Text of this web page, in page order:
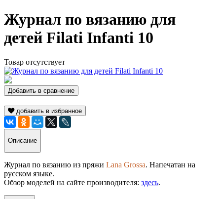
Журнал по вязанию для
детей Filati Infanti 10
Товар отсутствует
Добавить в сравнение
добавить в избранное
Описание
Журнал по вязанию из пряжи Lana Grossa. Напечатан на
русском языке.
Обзор моделей на сайте производителя: здесь.